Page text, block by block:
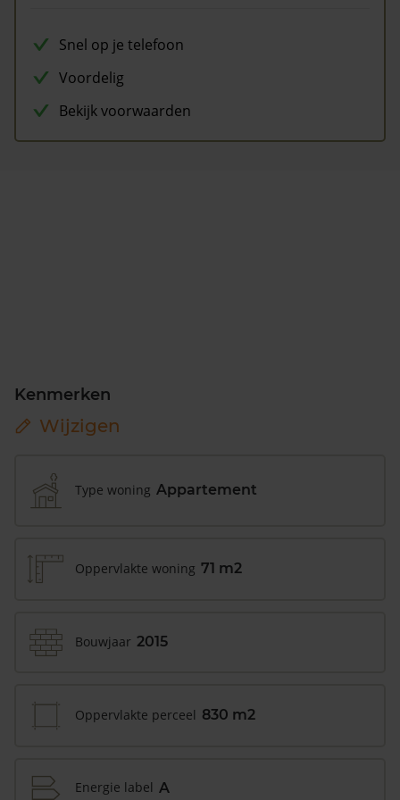
Snel op je telefoon
Voordelig
Bekijk voorwaarden
Kenmerken
Wijzigen
Type woning Appartement
Oppervlakte woning 71 m2
Bouwjaar 2015
Oppervlakte perceel 830 m2
Energie label A